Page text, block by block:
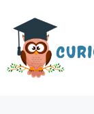
contenido